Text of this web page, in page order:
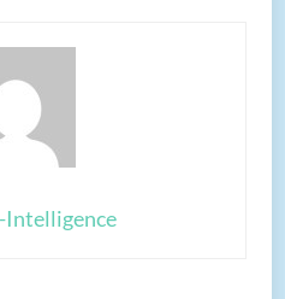
Intelligence